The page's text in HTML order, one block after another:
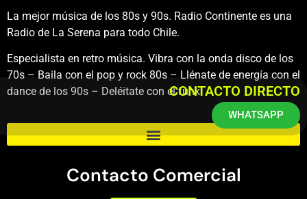
La mejor música de los 80s y 90s. Radio Continente es una
Radio de La Serena para todo Chile.
Especialista en retro música. Vibra con la onda disco de los
70s – Baila con el pop y rock 80s – Llénate de energía con el
dance de los 90s – Deléitate con el funk.
Contacto Comercial
CONTACTO DIRECTO
WHATSAPP